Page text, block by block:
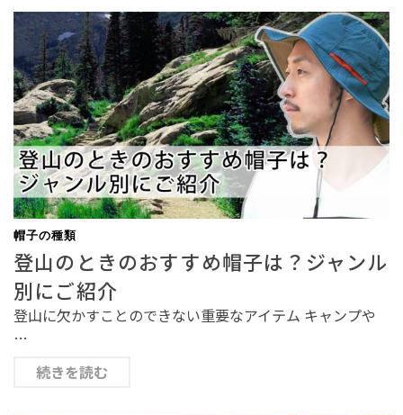
帽子の種類
登山のときのおすすめ帽子は？ジャンル
別にご紹介
登山に欠かすことのできない重要なアイテム キャンプや
…
続きを読む